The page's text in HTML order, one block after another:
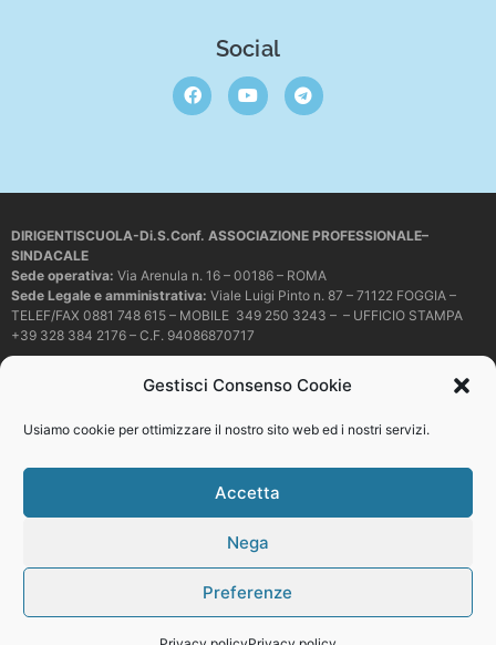
Gestisci Consenso Cookie
Usiamo cookie per ottimizzare il nostro sito web ed i nostri servizi.
Accetta
Nega
Preferenze
Social
DIRIGENTISCUOLA-Di.S.Conf. ASSOCIAZIONE PROFESSIONALE–
SINDACALE
Sede operativa: Via Arenula n. 16 – 00186 – ROMA
Sede Legale e amministrativa: Viale Luigi Pinto n. 87 – 71122 FOGGIA –
TELEF/FAX 0881 748 615 – MOBILE 349 250 3243 – – UFFICIO STAMPA
+39 328 384 2176 – C.F. 94086870717
dirigentiscuola@pec.it
copiare o riprodurre in alcun modo i contenuti presenti in questo sito se non
Top